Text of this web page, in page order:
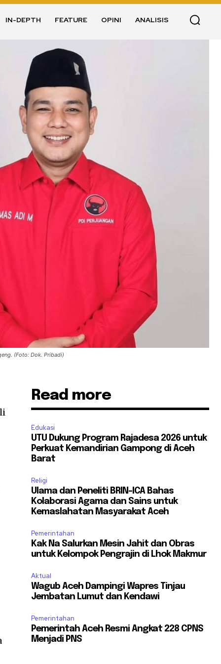
IN-DEPTH FEATURE OPINI ANALISIS
(Foto: Dok. Pribadi)
Read more
Edukasi
UTU Dukung Program Rajadesa 2026 untuk
Perkuat Kemandirian Gampong di Aceh
Barat
Religi
Ulama dan Peneliti BRIN-ICA Bahas
Kolaborasi Agama dan Sains untuk
Kemaslahatan Masyarakat Aceh
Pemerintahan
Kak Na Salurkan Mesin Jahit dan Obras
untuk Kelompok Pengrajin di Lhok Makmur
Aktual
Wagub Aceh Dampingi Wapres Tinjau
Jembatan Lumut dan Kendawi
Pemerintahan
Pemerintah Aceh Resmi Angkat 228 CPNS
Menjadi PNS